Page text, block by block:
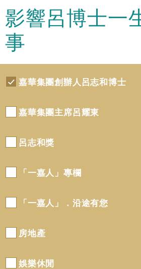
影響呂博士一
事
嘉華集團創辦人呂志和博士
嘉華集團主席呂耀東
呂志和獎
「一嘉人」專欄
「一嘉人」．沿途有您
房地產
娛樂休閒